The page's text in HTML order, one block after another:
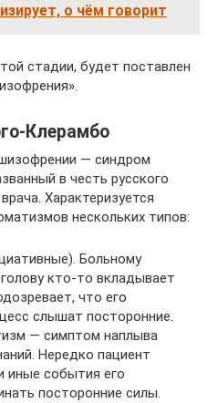
о чём говорит
стадии, будет поставлен
Клерамбо
— синдром
в честь русского
Характеризуется
нескольких типов:
Больному
кто-то вкладывает
что его
слышат посторонние.
— симптом наплыва
Нередко пациент
иные события его
посторонние силы.